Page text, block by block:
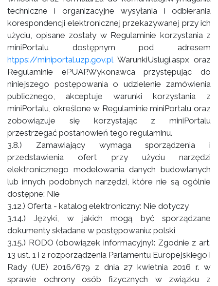
techniczne i organizacyjne wysyłania i odbierania
korespondencji elektronicznej przekazywanej przy ich
użyciu, opisane zostały w Regulaminie korzystania z
miniPortalu dostępnym pod adresem
htpps://miniportal.uzp.gov.plWarunkiUslugi.aspx oraz
Regulaminie ePUAP.Wykonawca przystępując do
niniejszego postępowania o udzielenie zamówienia
publicznego, akceptuje warunki korzystania z
miniPortalu, określone w Regulaminie miniPortalu oraz
zobowiązuje się korzystając z miniPortalu
przestrzegać postanowień tego regulaminu.
3.8.) Zamawiający wymaga sporządzenia i
przedstawienia ofert przy użyciu narzędzi
elektronicznego modelowania danych budowlanych
lub innych podobnych narzędzi, które nie są ogólnie
dostępne: Nie
3.12.) Oferta - katalog elektroniczny: Nie dotyczy
3.14.) Języki, w jakich mogą być sporządzane
dokumenty składane w postępowaniu: polski
3.15.) RODO (obowiązek informacyjny): Zgodnie z art.
13 ust. 1 i 2 rozporządzenia Parlamentu Europejskiego i
Rady (UE) 2016/679 z dnia 27 kwietnia 2016 r. w
sprawie ochrony osób fizycznych w związku z